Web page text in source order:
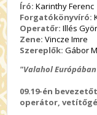
Író: Karinthy Ferenc
Forgatókönyvíró:
Operatőr:Illés
Zene: Vincze Imre
Szereplők: Gábor
"Valahol
09.19-én
operátor,